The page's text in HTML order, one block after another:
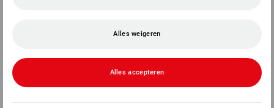
Alles weigeren
Alles accepteren